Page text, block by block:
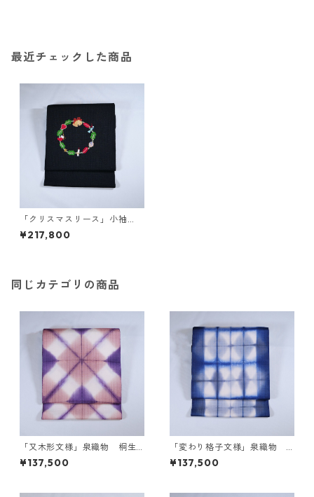
最近チェックした商品
「クリスマスリース」小袖
屋 紬地微塵紅梅織アップリ
ケ名古屋帯 NO-2
¥217,800
同じカテゴリの商品
「又木形文様」泉織物 桐生
織板締め紬地名古屋帯 NO-5
¥137,500
「変わり格子文様」泉織物
桐生織板締め紬地名古屋帯 N
O-6
¥137,500